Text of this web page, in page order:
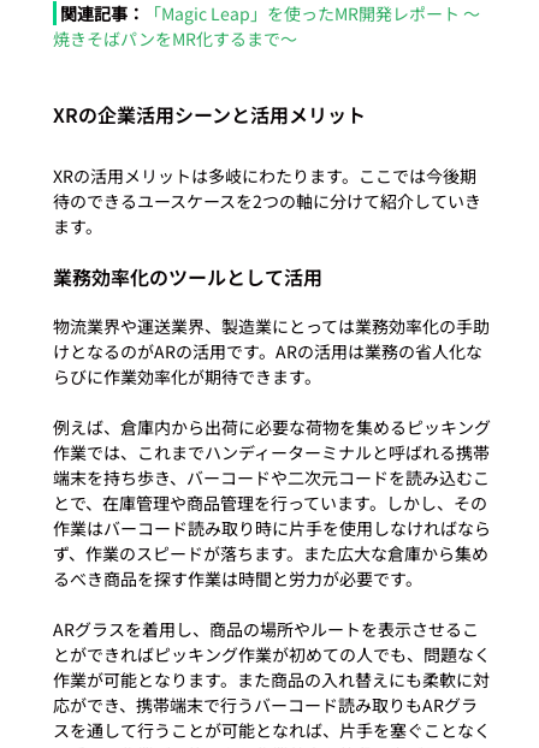
関連記事：
「Magic Leap」を使ったMR開発レポート 〜
焼きそばパンをMR化するまで〜
XRの企業活用シーンと活用メリット
XRの活用メリットは多岐にわたります。ここでは今後期
待のできるユースケースを2つの軸に分けて紹介していき
業務効率化のツールとして活用
物流業界や運送業界、製造業にとっては業務効率化の手助
けとなるのがARの活用です。ARの活用は業務の省人化な
らびに作業効率化が期待できます。
例えば、倉庫内から出荷に必要な荷物を集めるピッキング
作業では、これまでハンディーターミナルと呼ばれる携帯
端末を持ち歩き、バーコードや二次元コードを読み込むこ
とで、在庫管理や商品管理を行っています。しかし、その
作業はバーコード読み取り時に片手を使用しなければなら
ず、作業のスピードが落ちます。また広大な倉庫から集め
るべき商品を探す作業は時間と労力が必要です。
ARグラスを着用し、商品の場所やルートを表示させるこ
とができればピッキング作業が初めての人でも、問題なく
作業が可能となります。また商品の入れ替えにも柔軟に対
応ができ、携帯端末で行うバーコード読み取りもARグラ
スを通して行うことが可能となれば、片手を塞ぐことなく